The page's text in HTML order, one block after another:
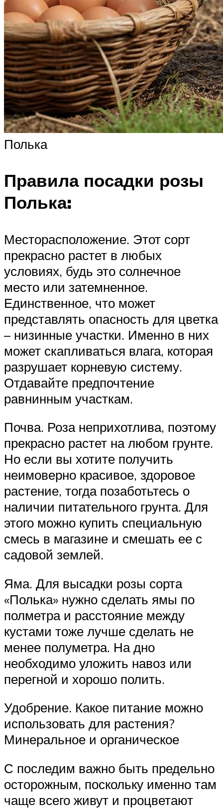
Полька
Правила посадки розы
Полька:
Месторасположение. Этот сорт
прекрасно растет в любых
условиях, будь это солнечное
место или затемненное.
Единственное, что может
представлять опасность для цветка
– низинные участки. Именно в них
может скапливаться влага, которая
разрушает корневую систему.
Отдавайте предпочтение
равнинным участкам.
Почва. Роза неприхотлива, поэтому
прекрасно растет на любом грунте.
Но если вы хотите получить
неимоверно красивое, здоровое
растение, тогда позаботьтесь о
наличии питательного грунта. Для
этого можно купить специальную
смесь в магазине и смешать ее с
садовой землей.
Яма. Для высадки розы сорта
«Полька» нужно сделать ямы по
полметра и расстояние между
кустами тоже лучше сделать не
менее полуметра. На дно
необходимо уложить навоз или
перегной и хорошо полить.
Удобрение. Какое питание можно
использовать для растения?
Минеральное и органическое
С последим важно быть предельно
осторожным, поскольку именно там
чаще всего живут и процветают